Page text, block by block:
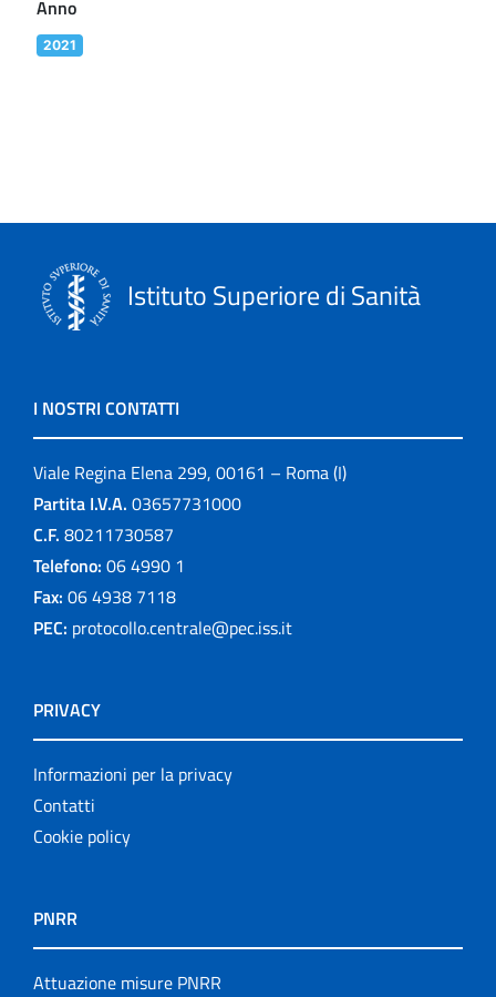
Anno
2021
Istituto Superiore di Sanità
I NOSTRI CONTATTI
Viale Regina Elena 299, 00161 – Roma (I)
Partita I.V.A. 03657731000
C.F. 80211730587
Telefono: 06 4990 1
Fax: 06 4938 7118
PEC: protocollo.centrale@pec.iss.it
PRIVACY
Informazioni per la privacy
Contatti
Cookie policy
PNRR
Attuazione misure PNRR